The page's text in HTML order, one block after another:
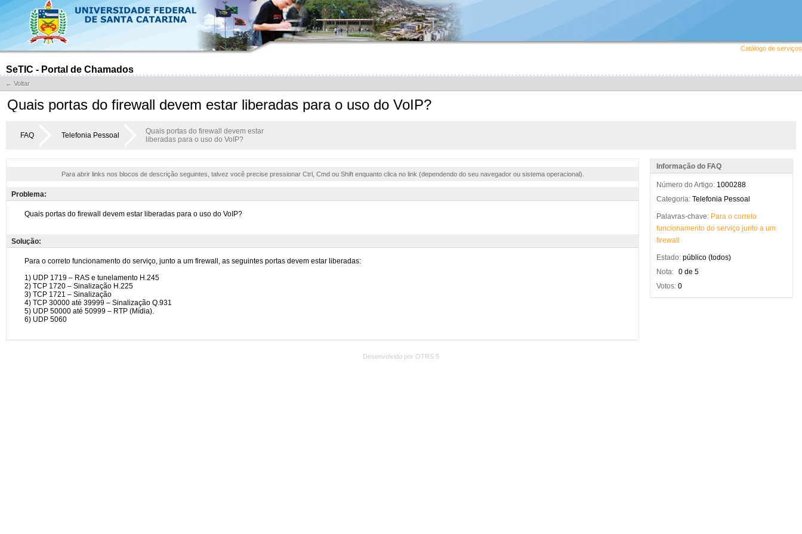
Catálogo de serviços
SeTIC - Portal de Chamados
← Voltar
Quais portas do firewall devem estar liberadas para o uso do VoIP?
FAQ Telefonia Pessoal
Quais portas do firewall devem estar
liberadas para o uso do VoIP?
Para abrir links nos blocos de descrição seguintes, talvez você precise pressionar Ctrl, Cmd ou Shift enquanto clica no link (dependendo do seu navegador ou sistema operacional).
Problema:
Solução:
Informação do FAQ
Número do Artigo: 1000288
Categoria: Telefonia Pessoal
Palavras-chave: Para o correto
funcionamento do serviço junto a um
firewall
Estado: público (todos)
Nota: 0 de 5
Votos: 0
Desenvolvido por OTRS 5